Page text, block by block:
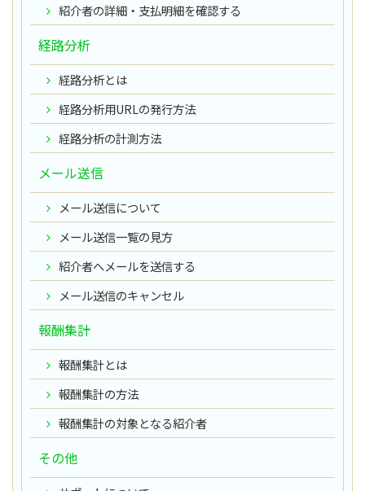
紹介者の詳細・支払明細を確認する
経路分析
経路分析とは
経路分析用URLの発行方法
経路分析の計測方法
メール送信
メール送信について
メール送信一覧の見方
紹介者へメールを送信する
メール送信のキャンセル
報酬集計
報酬集計とは
報酬集計の方法
報酬集計の対象となる紹介者
その他